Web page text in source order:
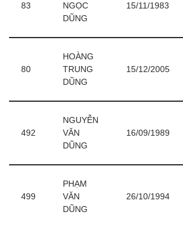
83
NGỌC
DŨNG
15/11/1983
80
HOÀNG
TRUNG
DŨNG
15/12/2005
492
NGUYỄN
VĂN
DŨNG
16/09/1989
499
PHẠM
VĂN
DŨNG
26/10/1994